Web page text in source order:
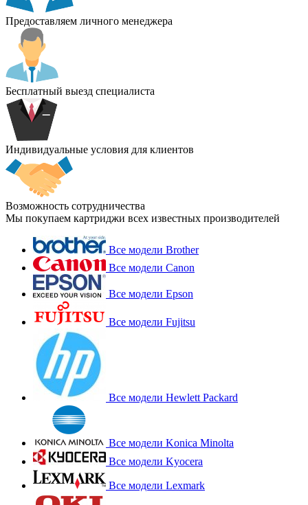
Предоставляем личного менеджера
Бесплатный выезд специалиста
Индивидуальные условия для клиентов
Возможность сотрудничества
Мы покупаем картриджи всех известных производителей
Все модели Brother
Все модели Canon
Все модели Epson
Все модели Fujitsu
Все модели Hewlett Packard
Все модели Konica Minolta
Все модели Kyocera
Все модели Lexmark